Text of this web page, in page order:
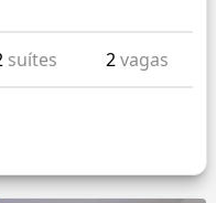
suítes 2vagas